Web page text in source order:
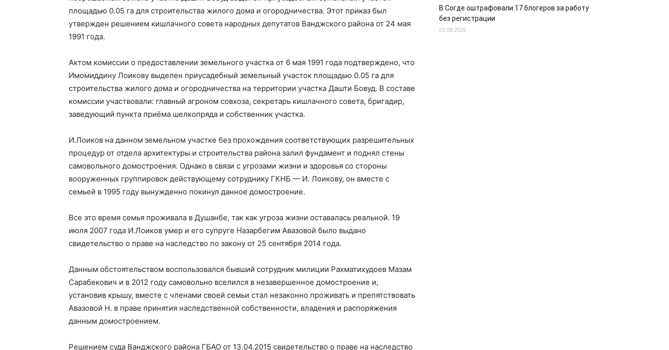
площадью 0.05 га для строительства жилого дома и огородничества. Этот приказ был
утвержден решением кишлачного совета народных депутатов Ванджского района от 24 мая
1991 года.
Актом комиссии о предоставлении земельного участка от 6 мая 1991 года подтверждено, что
Имомиддину Лоикову выделен приусадебный земельный участок площадью 0.05 га для
строительства жилого дома и огородничества на территории участка Дашти Бовуд. В составе
комиссии участвовали: главный агроном совхоза, секретарь кишлачного совета, бригадир,
заведующий пункта приёма шелкопряда и собственник участка.
И.Лоиков на данном земельном участке без прохождения соответствующих разрешительных
процедур от отдела архитектуры и строительства района залил фундамент и поднял стены
самовольного домостроения. Однако в связи с угрозами жизни и здоровья со стороны
вооруженных группировок действующему сотруднику ГКНБ — И. Лоикову, он вместе с
семьей в 1995 году вынужденно покинул данное домостроение.
Все это время семья проживала в Душанбе, так как угроза жизни оставалась реальной. 19
июля 2007 года И.Лоиков умер и его супруге Назарбегим Авазовой было выдано
свидетельство о праве на наследство по закону от 25 сентября 2014 года.
Данным обстоятельством воспользовался бывший сотрудник милиции Рахматихудоев Мазам
Сарабекович и в 2012 году самовольно вселился в незавершенное домостроение и,
установив крышу, вместе с членами своей семьи стал незаконно проживать и препятствовать
Авазовой Н. в праве принятия наследственной собственности, владения и распоряжения
данным домостроением.
Решением суда Ванджского района ГБАО от 13.04.2015 свидетельство о праве на наследство
В Согде оштрафовали 17 блогеров за работу
без регистрации
03.08.2026